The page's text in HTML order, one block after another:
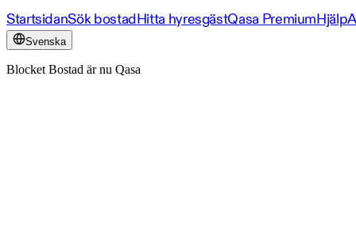
StartsidanSök bostadHitta hyresgästQasa PremiumHjälp
Svenska
Blocket Bostad är nu Qasa